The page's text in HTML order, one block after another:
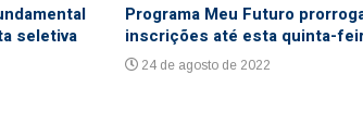
seletiva
Programa Meu Futuro
inscrições até esta quinta-
24 de agosto de 2022